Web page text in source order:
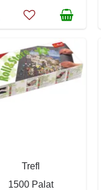
Trefl
1500 Palat